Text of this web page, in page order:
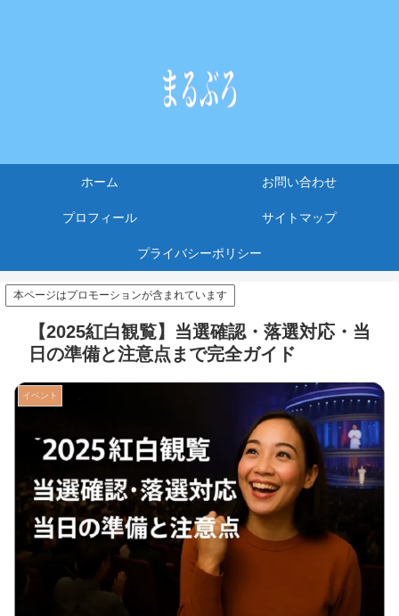
ホーム お問い合わせ
プロフィール サイトマップ
プライバシーポリシー
本ページはプロモーションが含まれています
【2025紅白観覧】当選確認・落選対応・当
日の準備と注意点まで完全ガイド
イベント